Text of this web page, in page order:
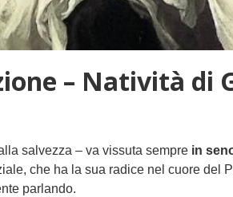
– Natività di
salvezza – va vissuta sempre in
che ha la sua radice nel cuore del
parlando.